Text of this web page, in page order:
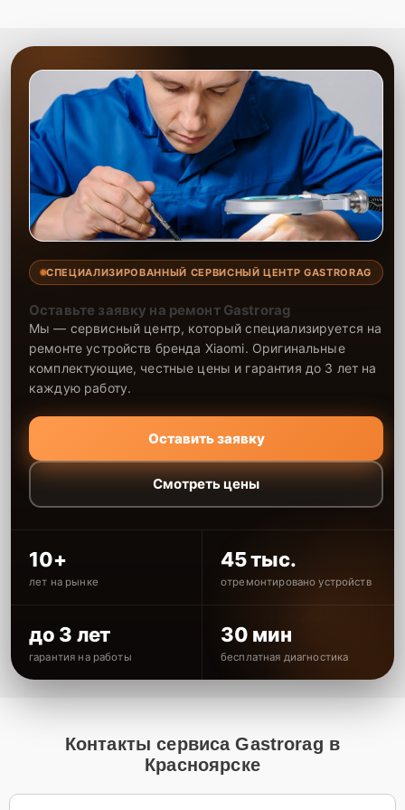
СПЕЦИАЛИЗИРОВАННЫЙ СЕРВИСНЫЙ ЦЕНТР GASTRORAG
Оставьте заявку на ремонт Gastrorag
Мы — сервисный центр, который специализируется на
ремонте устройств бренда Xiaomi. Оригинальные
комплектующие, честные цены и гарантия до 3 лет на
каждую работу.
Оставить заявку
Смотреть цены
10+
лет на рынке
45 тыс.
отремонтировано устройств
до 3 лет
гарантия на работы
30 мин
бесплатная диагностика
Контакты сервиса Gastrorag в
Красноярске